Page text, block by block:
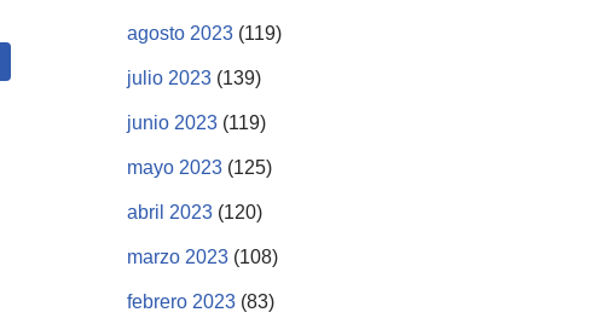
agosto 2023 (119)
julio 2023 (139)
junio 2023 (119)
mayo 2023 (125)
abril 2023 (120)
marzo 2023 (108)
febrero 2023 (83)